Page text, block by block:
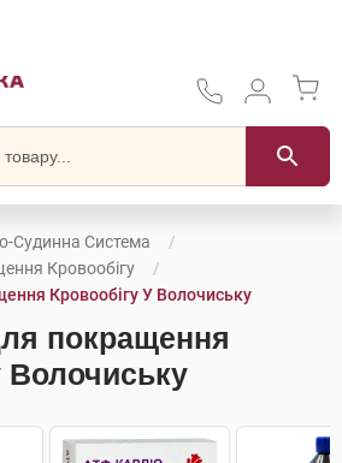
Судинна Система
Кровообігу
Кровообігу У Волочиську
покращення
Волочиську